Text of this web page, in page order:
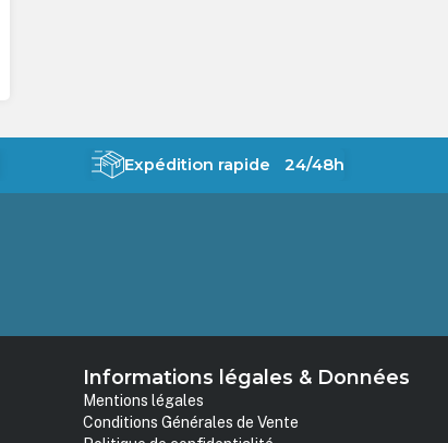
Expédition rapide 24/48h
Informations légales & Données
Mentions légales
Conditions Générales de Vente